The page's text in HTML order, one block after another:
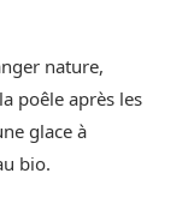
nature,
poêle après les
glace à
bio.